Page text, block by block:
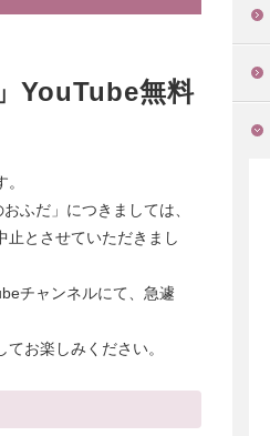
YouTube無料
ふだ」につきましては、
止とさせていただきまし
チャンネルにて、急遽
お楽しみください。